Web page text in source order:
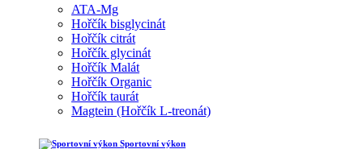
ATA-Mg
Hořčík bisglycinát
Hořčík citrát
Hořčík glycinát
Hořčík Malát
Hořčík Organic
Hořčík taurát
Magtein (Hořčík L-treonát)
Sportovní výkon